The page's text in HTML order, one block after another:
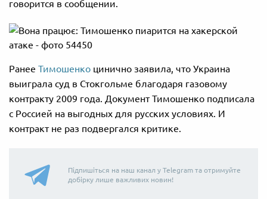
говорится в сообщении.
Ранее Тимошенко цинично заявила, что Украина
выиграла суд в Стокгольме благодаря газовому
контракту 2009 года. Документ Тимошенко подписала
с Россией на выгодных для русских условиях. И
контракт не раз подвергался критике.
Підпишіться на наш канал у Telegram та отримуйте
добірку лише важливих новин!